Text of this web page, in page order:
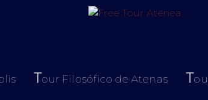
Tour Filosófico de Atenas T